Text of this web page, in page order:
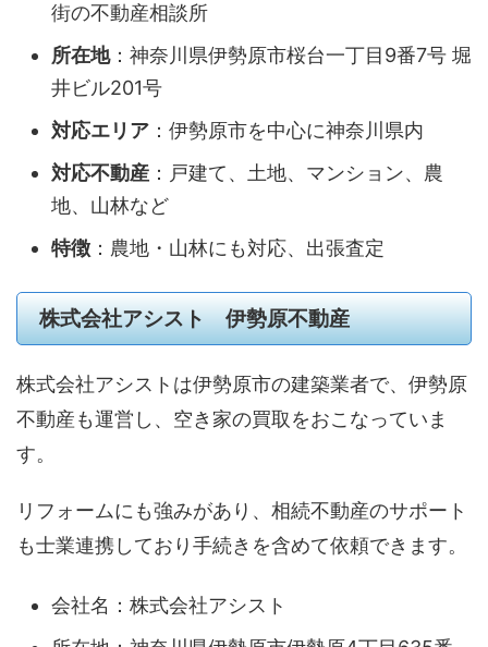
街の不動産相談所
所在地：神奈川県伊勢原市桜台一丁目9番7号 堀
井ビル201号
対応エリア ：伊勢原市を中心に神奈川県内
対応不動産 ：戸建て、土地、マンション、農
地、山林など
特徴 ：農地・山林にも対応、出張査定
株式会社アシスト 伊勢原不動産
株式会社アシストは伊勢原市の建築業者で、伊勢原
不動産も運営し、空き家の買取をおこなっていま
す。
リフォームにも強みがあり、相続不動産のサポート
も士業連携しており手続きを含めて依頼できます。
会社名：株式会社アシスト